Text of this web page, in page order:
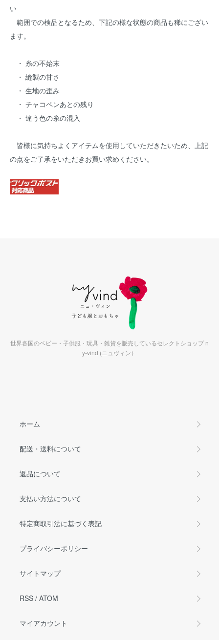
い
範囲での検品となるため、下記の様な状態の商品も稀にござい
ます。
・ 糸の不始末
・ 縫製の甘さ
・ 生地の歪み
・ チャコペンあとの残り
・ 違う色の糸の混入
皆様に気持ちよくアイテムを使用していただきたいため、上記
の点をご了承をいただきお買い求めください。
世界各国のベビー・子供服・玩具・雑貨を販売しているセレクトショップ n
y-vind (ニュヴィン）
ホーム
配送・送料について
返品について
支払い方法について
特定商取引法に基づく表記
プライバシーポリシー
サイトマップ
RSS / ATOM
マイアカウント